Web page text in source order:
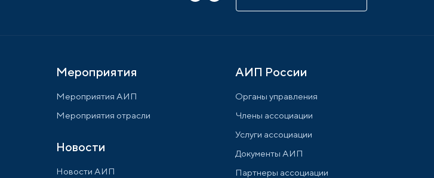
Мероприятия
Мероприятия АИП
Мероприятия отрасли
Новости
Новости АИП
АИП России
Органы управления
Члены ассоциации
Услуги ассоциации
Документы АИП
Партнеры ассоциации